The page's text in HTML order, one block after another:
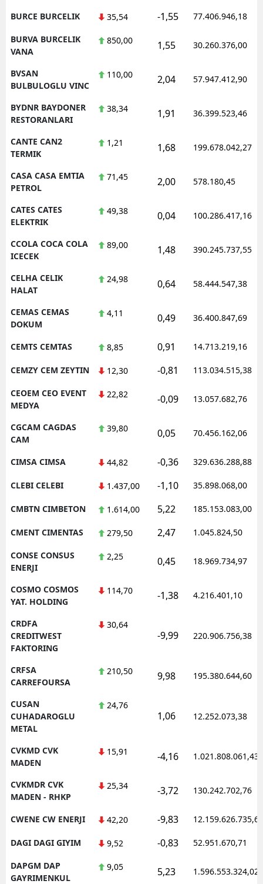
BURCE BURCELIK 35,54 -1,55 77.406.946,18
BURVA BURCELIK
VANA
850,00 1,55 30.260.376,00
BVSAN
BULBULOGLU VINC
110,00 2,04 57.947.412,90
BYDNR BAYDONER
RESTORANLARI
38,34 1,91 36.399.523,46
CANTE CAN2
TERMIK
1,21 1,68 199.678.042,27
CASA CASA EMTIA
PETROL
71,45 2,00 578.180,45
CATES CATES
ELEKTRIK
49,38 0,04 100.286.417,16
CCOLA COCA COLA
ICECEK
89,00 1,48 390.245.737,55
CELHA CELIK
HALAT
24,98 0,64 58.444.547,38
CEMAS CEMAS
DOKUM
4,11 0,49 36.400.847,69
CEMTS CEMTAS 8,85 0,91 14.713.219,16
CEMZY CEM ZEYTIN 12,30 -0,81 113.034.515,38
CEOEM CEO EVENT
MEDYA
22,82 -0,09 13.057.682,76
CGCAM CAGDAS
CAM
39,80 0,05 70.456.162,06
CIMSA CIMSA 44,82 -0,36 329.636.288,88
CLEBI CELEBI 1.437,00 -1,10 35.898.068,00
CMBTN CIMBETON 1.614,00 5,22 185.153.083,00
CMENT CIMENTAS 279,50 2,47 1.045.824,50
CONSE CONSUS
ENERJI
2,25 0,45 18.969.734,97
COSMO COSMOS
YAT. HOLDING
114,70 -1,38 4.216.401,10
CRDFA
CREDITWEST
FAKTORING
30,64
-9,99 220.906.756,38
CRFSA
CARREFOURSA
210,50 9,98 195.380.644,60
CUSAN
CUHADAROGLU
METAL
24,76
1,06 12.252.073,38
CVKMD CVK
MADEN
15,91 -4,16 1.021.808.061,43
CVKMDR CVK
MADEN - RHKP
25,34 -3,72 130.242.702,76
CWENE CW ENERJI 42,20 -9,83 12.159.626.735,62
DAGI DAGI GIYIM 9,52 -0,83 52.951.670,71
DAPGM DAP
GAYRIMENKUL
9,05 5,23 1.596.553.324,02